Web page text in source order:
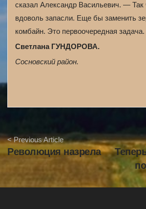
сказал Александр Васильевич. — Так
вдоволь запасли. Еще бы заменить
комбайн. Это первоочередная задача.
Светлана ГУНДОРОВА.
Сосновский район.
r
t
< Previous Article
Революция назрела